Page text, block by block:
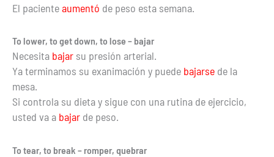
El pacienteaumentó de peso esta semana.
To lower, to get down, to lose – bajar
Necesita bajar su presión arterial.
Ya terminamos su exanimación y puede bajarse de la
mesa.
Si controla su dieta y sigue con una rutina de ejercicio,
usted va a bajar de peso.
To tear, to break – romper, quebrar